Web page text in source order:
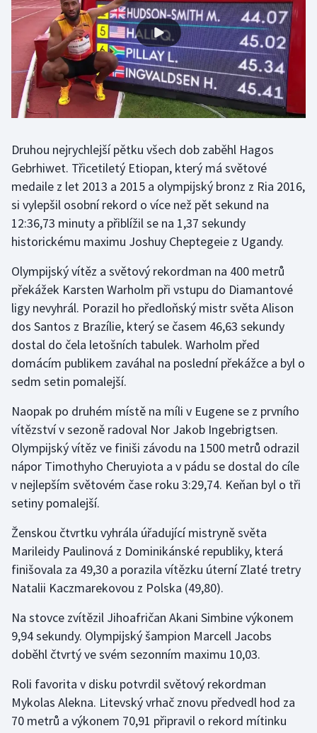
Rychlostní kanoistika
Short track
Sportovní střelba
Stolní tenis
Triatlon
Vodní slalom
Volejbal
Ostatní
Druhou nejrychlejší pětku všech dob zaběhl Hagos
Gebrhiwet. Třicetiletý Etiopan, který má světové
medaile z let 2013 a 2015 a olympijský bronz z Ria 2016,
si vylepšil osobní rekord o více než pět sekund na
12:36,73 minuty a přiblížil se na 1,37 sekundy
historickému maximu Joshuy Cheptegeie z Ugandy.
Olympijský vítěz a světový rekordman na 400 metrů
překážek Karsten Warholm při vstupu do Diamantové
ligy nevyhrál. Porazil ho předloňský mistr světa Alison
dos Santos z Brazílie, který se časem 46,63 sekundy
dostal do čela letošních tabulek. Warholm před
domácím publikem zaváhal na poslední překážce a byl o
sedm setin pomalejší.
Naopak po druhém místě na míli v Eugene se z prvního
vítězství v sezoně radoval Nor Jakob Ingebrigtsen.
Olympijský vítěz ve finiši závodu na 1500 metrů odrazil
nápor Timothyho Cheruyiota a v pádu se dostal do cíle
v nejlepším světovém čase roku 3:29,74. Keňan byl o tři
setiny pomalejší.
Ženskou čtvrtku vyhrála úřadující mistryně světa
Marileidy Paulinová z Dominikánské republiky, která
finišovala za 49,30 a porazila vítězku úterní Zlaté tretry
Natalii Kaczmarekovou z Polska (49,80).
Na stovce zvítězil Jihoafričan Akani Simbine výkonem
9,94 sekundy. Olympijský šampion Marcell Jacobs
doběhl čtvrtý ve svém sezonním maximu 10,03.
Roli favorita v disku potvrdil světový rekordman
Mykolas Alekna. Litevský vrhač znovu předvedl hod za
70 metrů a výkonem 70,91 připravil o rekord mítinku